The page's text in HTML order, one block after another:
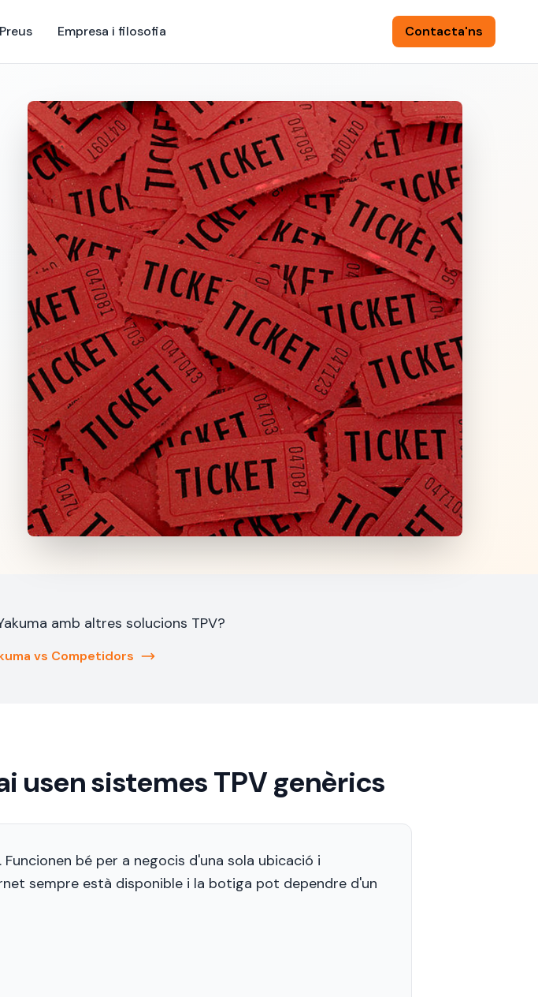
Preus Empresa i filosofia Contacta'ns
amb altres solucions TPV?
vs Competidors
usen sistemes TPV genèrics
bé per a negocis d'una sola ubicació i
sempre està disponible i la botiga pot dependre d'un